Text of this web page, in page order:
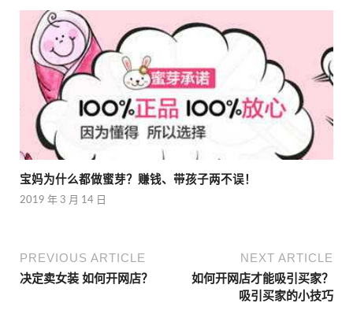
宝妈为什么都做蜜芽？赚钱、带孩子两不误！
2019 年 3 月 14 日
PREVIOUS ARTICLE
决定卖女装 如何开网店？
NEXT ARTICLE
如何开网店才能吸引买家？
吸引买家的小技巧